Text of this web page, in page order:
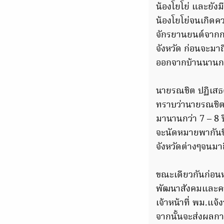
น้องโยโย่ และยัง
น้องโยโย่จนเกิด
จักรยานยนต์จาก
จังหวัด ก่อนจะมา
ออกจากบ้านนาน
นายรณชิต ปฏิเส
ทราบว่านายรณชิ
มานานกว่า 7 –
จะนัดหมายพากัน
จังหวัดต่างๆจนม
ขณะเดียวกันก่อน
พัฒนาสังคมและค
เจ้าหน้าที่ พม.แจ้
จากนั้นจะส่งผลก